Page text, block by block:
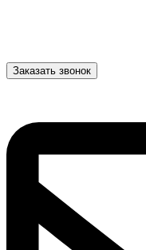
Заказать звонок